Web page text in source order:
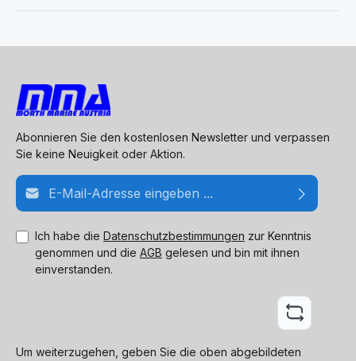
Abonnieren Sie den kostenlosen Newsletter und verpassen
Sie keine Neuigkeit oder Aktion.
E-Mail-Adresse*
Ich habe die Datenschutzbestimmungen zur Kenntnis
genommen und die AGB gelesen und bin mit ihnen
einverstanden.
Um weiterzugehen, geben Sie die oben abgebildeten